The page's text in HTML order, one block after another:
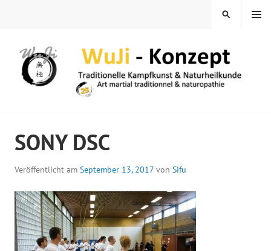
MENÜ
SUCHEN
SONY DSC
Veröffentlicht am September 13, 2017 von Sifu